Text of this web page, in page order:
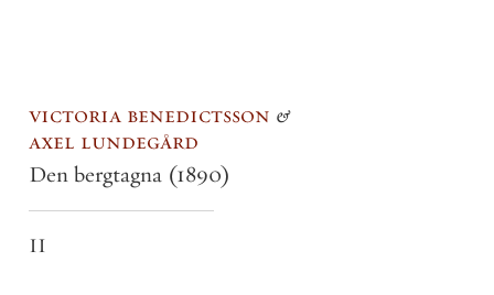
victoria benedictsson &
axel lundegård
Den bergtagna (1890)
II